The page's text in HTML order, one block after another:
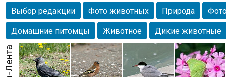
Выбор редакции Фото животных Природа
Домашние питомцы
Животное
Дикие животные
Собаки
Alexanderandronik Млекопитающие
Морда
Собачка Осень Портрет
Домашние